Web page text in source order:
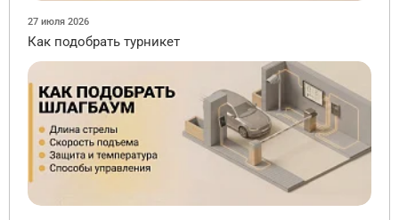
27 июля 2026
Как подобрать турникет